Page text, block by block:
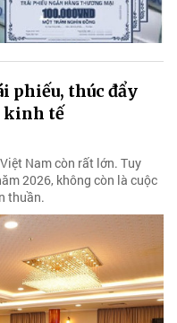
phiếu, thúc đẩy
kinh tế
Nam còn rất lớn. Tuy
2026, không còn là cuộc
thuần.